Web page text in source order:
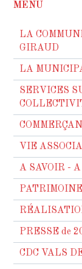
MENU
LA
GIRAUD
LA
SERVICES
VIE
A SAVOIR -
PRESSE de
CDC VALS